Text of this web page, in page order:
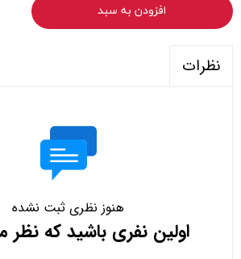
افزودن به سبد
نظرات
هنوز نظری ثبت نشده
اولین نفری باشید که